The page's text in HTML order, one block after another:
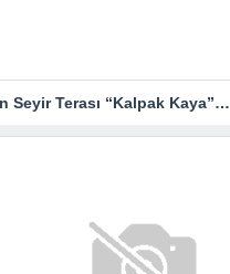
Seyir Terası “Kalpak Kaya”…